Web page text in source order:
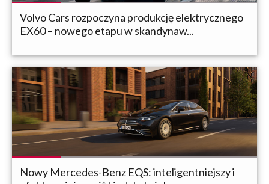
Volvo Cars rozpoczyna produkcję elektrycznego
EX60 – nowego etapu w skandynaw...
Nowy Mercedes-Benz EQS: inteligentniejszy i